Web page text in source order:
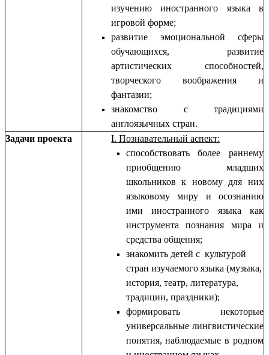
изучению иностранного языка в
игровой форме;
развитие эмоциональной сферы
обучающихся, развитие
артистических способностей,
творческого воображения и
фантазии;
знакомство с традициями
англоязычных стран.
Задачи проекта
I. Познавательный аспект:
способствовать более раннему
приобщению младших
школьников к новому для них
языковому миру и осознанию
ими иностранного языка как
инструмента познания мира и
средства общения;
знакомить детей с культурой
стран изучаемого языка (музыка,
история, театр, литература,
традиции, праздники);
формировать некоторые
универсальные лингвистические
понятия, наблюдаемые в родном